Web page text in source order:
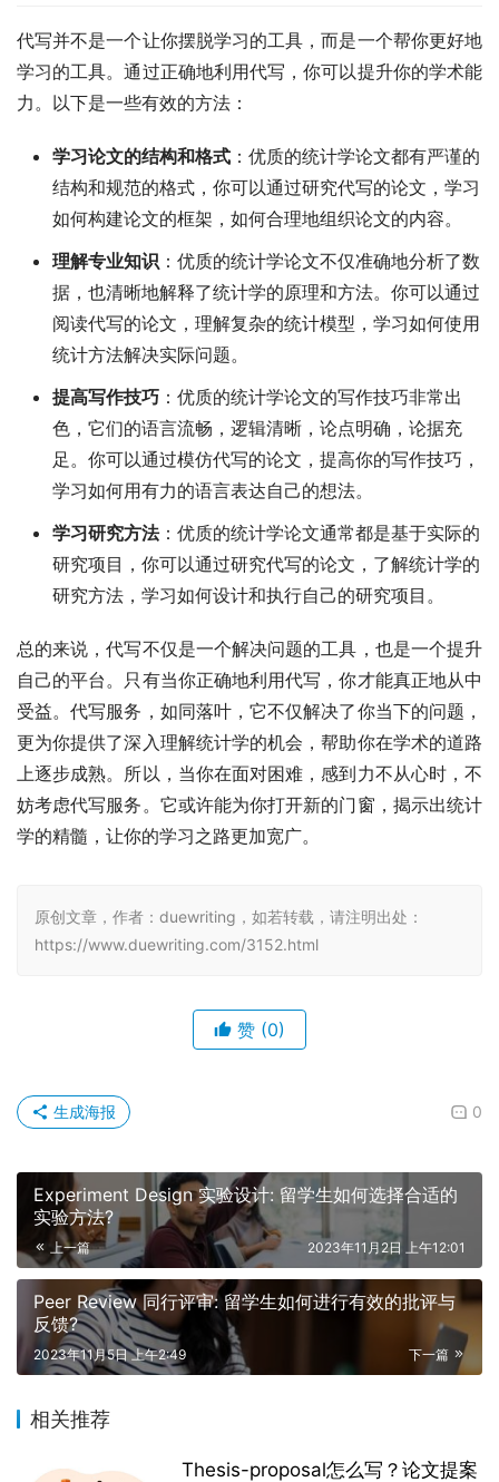
代写并不是一个让你摆脱学习的工具，而是一个帮你更好地
学习的工具。通过正确地利用代写，你可以提升你的学术能
力。以下是一些有效的方法：
学习论文的结构和格式 ：优质的统计学论文都有严谨的
结构和规范的格式，你可以通过研究代写的论文，学习
如何构建论文的框架，如何合理地组织论文的内容。
理解专业知识 ：优质的统计学论文不仅准确地分析了数
据，也清晰地解释了统计学的原理和方法。你可以通过
阅读代写的论文，理解复杂的统计模型，学习如何使用
统计方法解决实际问题。
提高写作技巧 ：优质的统计学论文的写作技巧非常出
色，它们的语言流畅，逻辑清晰，论点明确，论据充
足。你可以通过模仿代写的论文，提高你的写作技巧，
学习如何用有力的语言表达自己的想法。
学习研究方法：优质的统计学论文通常都是基于实际的
研究项目，你可以通过研究代写的论文，了解统计学的
研究方法，学习如何设计和执行自己的研究项目。
总的来说，代写不仅是一个解决问题的工具，也是一个提升
自己的平台。只有当你正确地利用代写，你才能真正地从中
受益。代写服务，如同落叶，它不仅解决了你当下的问题，
更为你提供了深入理解统计学的机会，帮助你在学术的道路
上逐步成熟。所以，当你在面对困难，感到力不从心时，不
妨考虑代写服务。它或许能为你打开新的门窗，揭示出统计
学的精髓，让你的学习之路更加宽广。
原创文章，作者：duewriting，如若转载，请注明出处：
https://www.duewriting.com/3152.html
赞 (0)
0
生成海报
Experiment Design 实验设计: 留学生如何选择合适的
实验方法?
上一篇 2023年11月2日 上午12:01
Peer Review 同行评审: 留学生如何进行有效的批评与
反馈?
下一篇
2023年11月5日 上午2:49
相关推荐
Thesis-proposal怎么写？论文提案